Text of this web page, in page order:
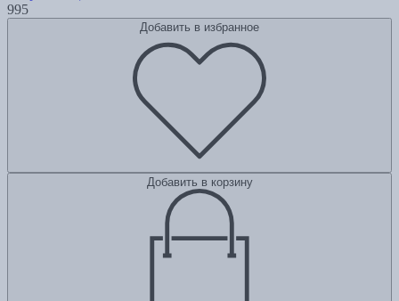
995
Добавить в избранное
Добавить в корзину